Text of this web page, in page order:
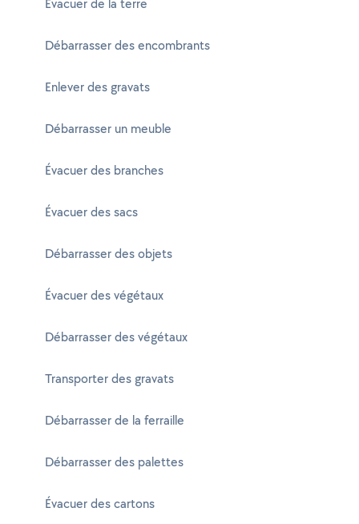
Évacuer de la terre
Débarrasser des encombrants
Enlever des gravats
Débarrasser un meuble
Évacuer des branches
Évacuer des sacs
Débarrasser des objets
Évacuer des végétaux
Débarrasser des végétaux
Transporter des gravats
Débarrasser de la ferraille
Débarrasser des palettes
Évacuer des cartons